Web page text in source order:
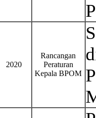
2020
Rancangan
Peraturan
Kepala BPOM